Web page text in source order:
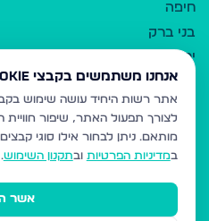
חיפה
בני ברק
ירושלים
אלעד
גבעת זאב
בית שמש
רכסים
מודיעין עילית
אנחנו משתמשים בקבצי Cookie
לצורך תפעול האתר, שיפור
מותאם. ניתן לבחור אילו סוגי
במדיניות הפרטיות ובתקנון השימוש.
אשר